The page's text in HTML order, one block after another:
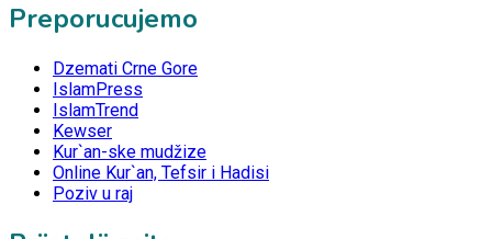
Preporucujemo
Dzemati Crne Gore
IslamPress
IslamTrend
Kewser
Kur`an-ske mudžize
Online Kur`an, Tefsir i Hadisi
Poziv u raj